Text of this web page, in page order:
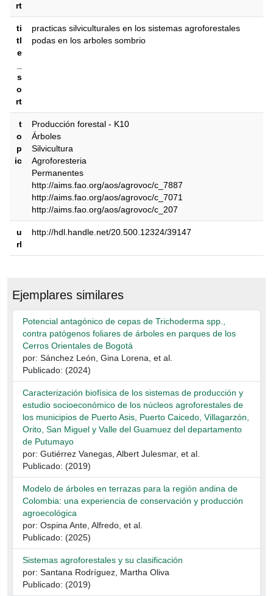
rt
ti
tl
e
s
o
rt
practicas silviculturales en los sistemas agroforestales
podas en los arboles sombrio
t
o
p
ic
Producción forestal - K10
Árboles
Silvicultura
Agroforesteria
Permanentes
http://aims.fao.org/aos/agrovoc/c_7887
http://aims.fao.org/aos/agrovoc/c_7071
http://aims.fao.org/aos/agrovoc/c_207
u
rl
http://hdl.handle.net/20.500.12324/39147
Ejemplares similares
Potencial antagónico de cepas de Trichoderma spp.,
contra patógenos foliares de árboles en parques de los
Cerros Orientales de Bogotá
por: Sánchez León, Gina Lorena, et al.
Publicado: (2024)
Caracterización biofísica de los sistemas de producción y
estudio socioeconómico de los núcleos agroforestales de
los municipios de Puerto Asis, Puerto Caicedo, Villagarzón,
Orito, San Miguel y Valle del Guamuez del departamento
de Putumayo
por: Gutiérrez Vanegas, Albert Julesmar, et al.
Publicado: (2019)
Modelo de árboles en terrazas para la región andina de
Colombia: una experiencia de conservación y producción
agroecológica
por: Ospina Ante, Alfredo, et al.
Publicado: (2025)
Sistemas agroforestales y su clasificación
por: Santana Rodríguez, Martha Oliva
Publicado: (2019)